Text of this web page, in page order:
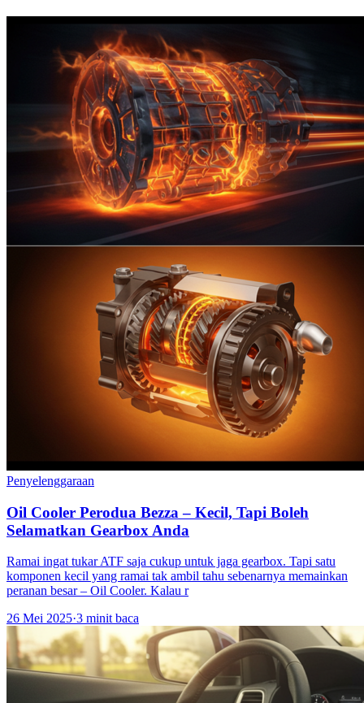
Penyelenggaraan
Oil Cooler Perodua Bezza – Kecil, Tapi Boleh
Selamatkan Gearbox Anda
Ramai ingat tukar ATF saja cukup untuk jaga gearbox. Tapi satu
komponen kecil yang ramai tak ambil tahu sebenarnya memainkan
peranan besar – Oil Cooler. Kalau r
26 Mei 2025·3 minit baca